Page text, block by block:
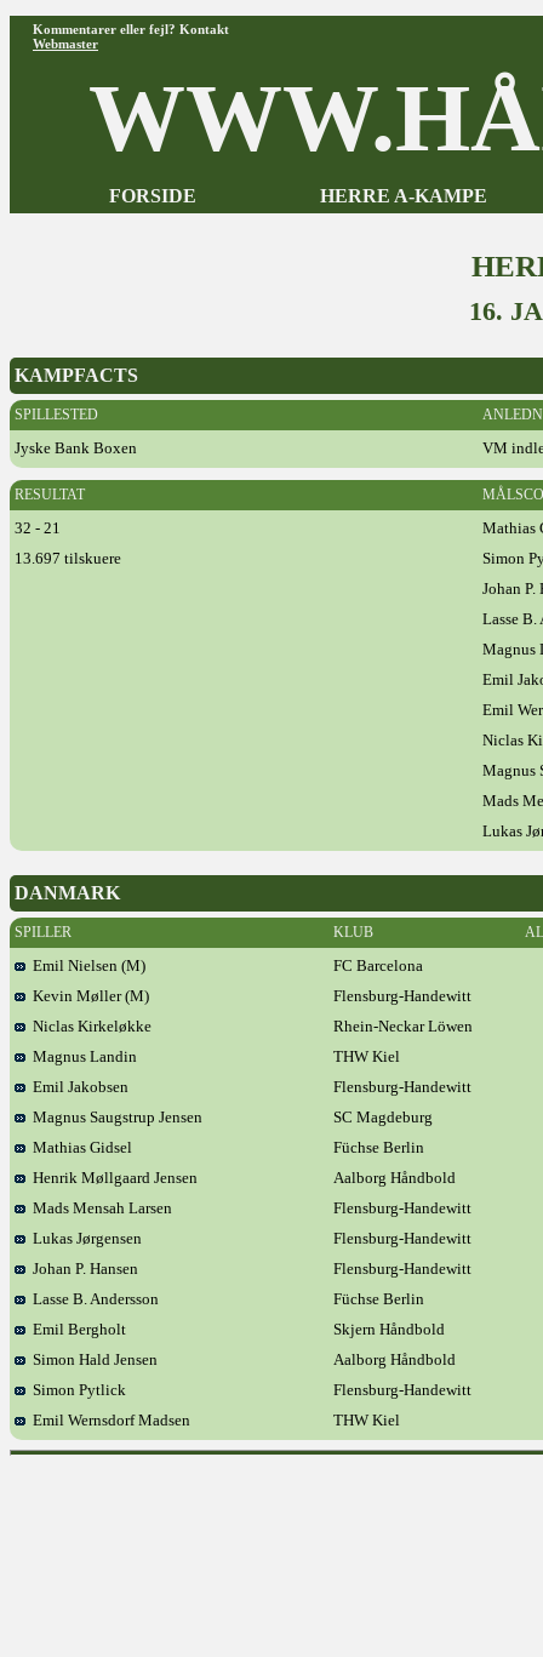
Kommentarer eller fejl? Kontakt
Webmaster
FORSIDE HERRE A-KAMPE
16.
KAMPFACTS
SPILLESTED
Jyske Bank Boxen VM
RESULTAT
32 - 21
Mathias
13.697 tilskuere
Simon
Johan P.
Lasse B.
Magnus
Emil
Emil
Niclas
Magnus
Mads
Lukas
DANMARK
SPILLER KLUB
Emil Nielsen (M)
FC Barcelona
Kevin Møller (M)
Flensburg-Handewitt
Niclas Kirkeløkke
Rhein-Neckar Löwen
Magnus Landin
THW Kiel
Emil Jakobsen
Flensburg-Handewitt
Magnus Saugstrup Jensen
SC Magdeburg
Mathias Gidsel
Füchse Berlin
Henrik Møllgaard Jensen
Aalborg Håndbold
Mads Mensah Larsen
Flensburg-Handewitt
Lukas Jørgensen
Flensburg-Handewitt
Johan P. Hansen
Flensburg-Handewitt
Lasse B. Andersson
Füchse Berlin
Emil Bergholt
Skjern Håndbold
Simon Hald Jensen
Aalborg Håndbold
Simon Pytlick
Flensburg-Handewitt
Emil Wernsdorf Madsen
THW Kiel